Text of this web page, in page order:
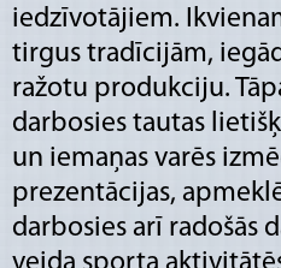
iedzīvotājiem.
tirgus tradīcijām,
ražotu produkciju.
darbosies tautas
un iemaņas varēs
prezentācijas,
darbosies arī radošās